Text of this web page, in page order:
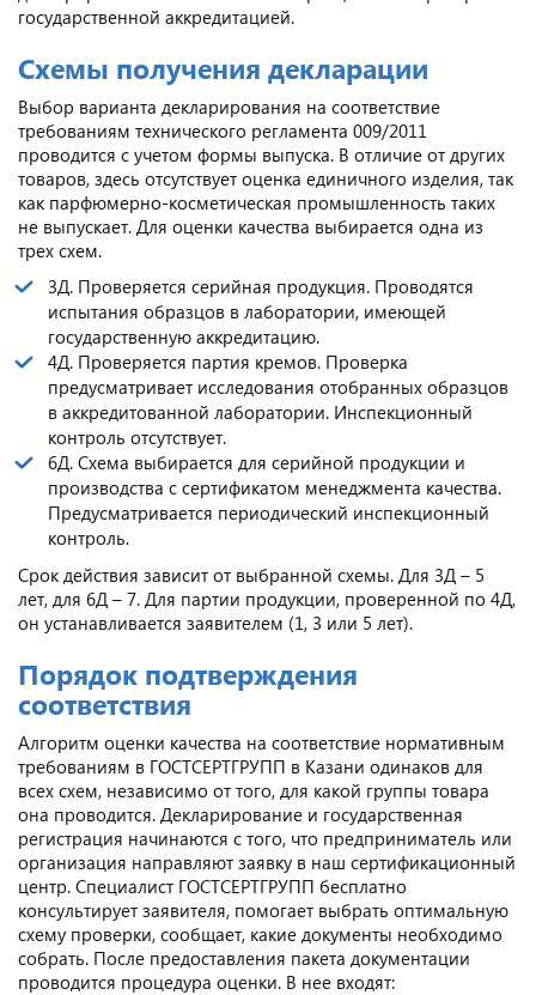
государственной аккредитацией.
Схемы получения декларации
Выбор варианта декларирования на соответствие
требованиям технического регламента 009/2011
проводится с учетом формы выпуска. В отличие от других
товаров, здесь отсутствует оценка единичного изделия, так
как парфюмерно-косметическая промышленность таких
не выпускает. Для оценки качества выбирается одна из
трех схем.
3Д. Проверяется серийная продукция. Проводятся
испытания образцов в лаборатории, имеющей
государственную аккредитацию.
4Д. Проверяется партия кремов. Проверка
предусматривает исследования отобранных образцов
в аккредитованной лаборатории. Инспекционный
контроль отсутствует.
6Д. Схема выбирается для серийной продукции и
производства с сертификатом менеджмента качества.
Предусматривается периодический инспекционный
контроль.
Срок действия зависит от выбранной схемы. Для 3Д – 5
лет, для 6Д – 7. Для партии продукции, проверенной по 4Д,
он устанавливается заявителем (1, 3 или 5 лет).
Порядок подтверждения
соответствия
Алгоритм оценки качества на соответствие нормативным
требованиям в ГОСТСЕРТГРУПП в Казани одинаков для
всех схем, независимо от того, для какой группы товара
она проводится. Декларирование и государственная
регистрация начинаются с того, что предприниматель или
организация направляют заявку в наш сертификационный
центр. Специалист ГОСТСЕРТГРУПП бесплатно
консультирует заявителя, помогает выбрать оптимальную
схему проверки, сообщает, какие документы необходимо
собрать. После предоставления пакета документации
проводится процедура оценки. В нее входят: